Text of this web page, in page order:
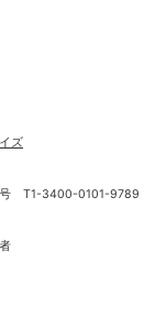
ズ
T1-3400-0101-9789